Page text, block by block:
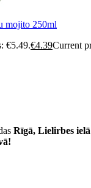
mojito 250ml
€5.49.€4.39Current
Rīgā, Lielirbes